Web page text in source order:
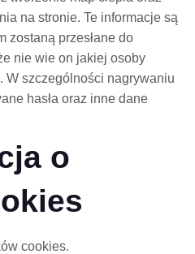
na stronie. Te informacje są
zostaną przesłane do
nie wie on jakiej osoby
W szczególności nagrywaniu
hasła oraz inne dane
o
cookies.